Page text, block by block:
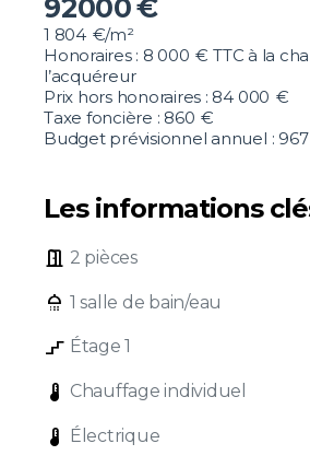
92000€
1 804 €/m²
Honoraires : 8 000 € TTC à la
l’acquéreur
Prix hors honoraires : 84 000 €
Taxe foncière : 860 €
Budget prévisionnel annuel : 967
Les informations
door_open 2 pièces
shower 1 salle de bain/eau
stairs_2 Étage 1
device_thermostat Chauffage individuel
device_thermostat Électrique